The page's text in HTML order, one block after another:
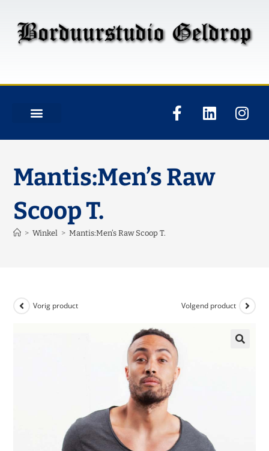
Mantis:Men’s Raw
Scoop T.
> Winkel > Mantis:Men’s Raw Scoop T.
Vorig product Volgend product